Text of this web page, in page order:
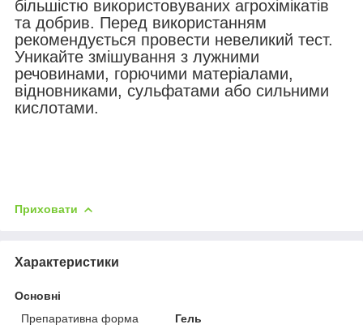
більшістю використовуваних агрохімікатів
та добрив. Перед використанням
рекомендується провести невеликий тест.
Уникайте змішування з лужними
речовинами, горючими матеріалами,
відновниками, сульфатами або сильними
кислотами.
Приховати
Характеристики
Основні
Препаративна форма
Гель